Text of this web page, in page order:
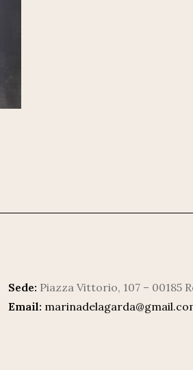
Sede: Piazza Vittorio, 107 – 00185
Email: